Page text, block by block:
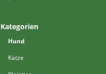
Kategorien
Hund
Katze